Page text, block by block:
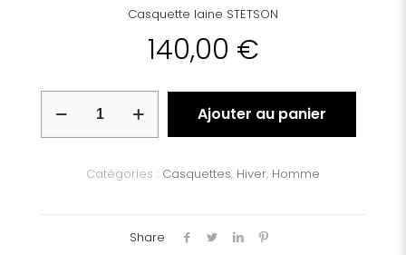
Casquette laine STETSON
140,00 €
Casquette
STETSON
Ajouter au panier
Catégories : Casquettes, Hiver, Homme
Share